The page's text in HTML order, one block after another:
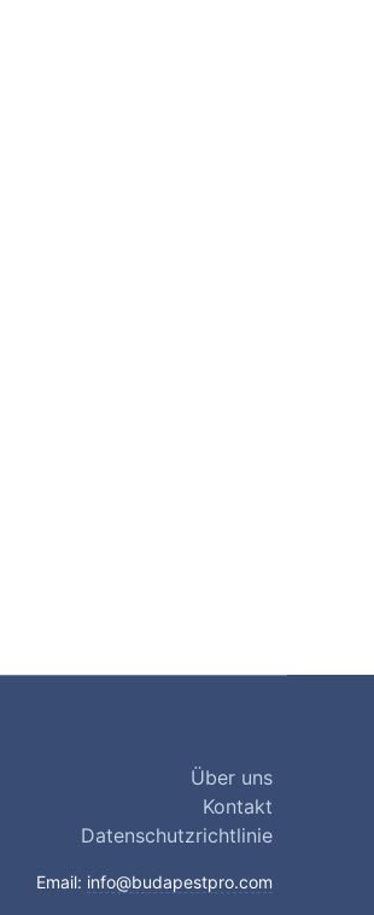
Über uns
Kontakt
Datenschutzrichtlinie
Email: info@budapestpro.com